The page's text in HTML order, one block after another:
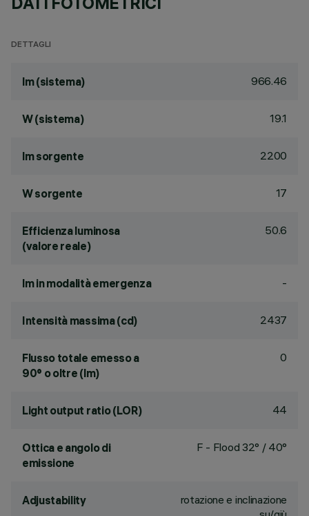
DETTAGLI
lm (sistema) 966.46
W (sistema) 19.1
lm sorgente 2200
W sorgente 17
Efficienza luminosa
(valore reale)
50.6
lm in modalità emergenza -
Intensità massima (cd) 2437
Flusso totale emesso a
90° o oltre (lm)
0
Light output ratio (LOR) 44
Ottica e angolo di
emissione
F - Flood 32° / 40°
Adjustability
rotazione e inclinazione